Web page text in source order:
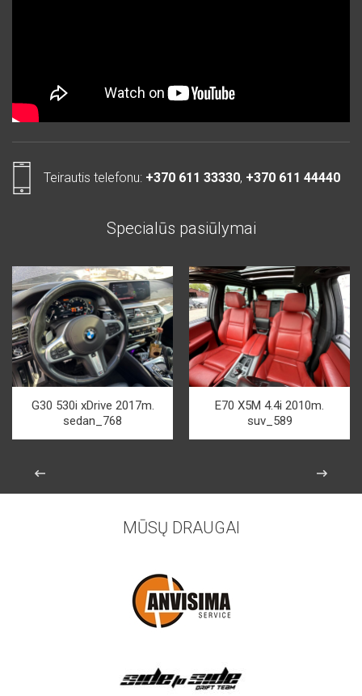
Teirautis telefonu: +370 611 33330, +370 611 44440
Specialūs pasiūlymai
G30 530i xDrive 2017m.
sedan_768
E70 X5M 4.4i 2010m.
suv_589
MŪSŲ DRAUGAI